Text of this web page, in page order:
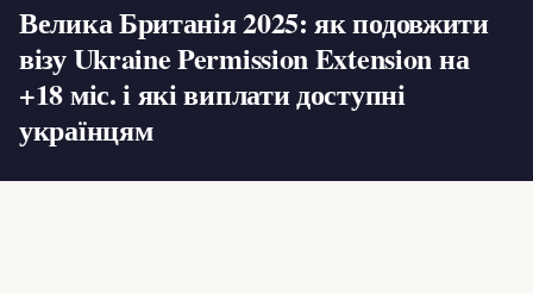
Велика Британія 2025: як подовжити
візу Ukraine Permission Extension на
+18 міс. і які виплати доступні
українцям